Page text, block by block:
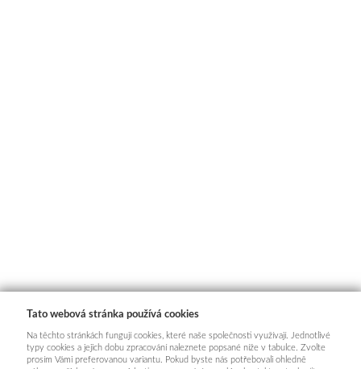
Tato webová stránka používá cookies
Na těchto stránkách fungují cookies, které naše společnosti využívají. Jednotlivé
typy cookies a jejich dobu zpracování naleznete popsané níže v tabulce. Zvolte
prosím Vámi preferovanou variantu. Pokud byste nás potřebovali ohledně